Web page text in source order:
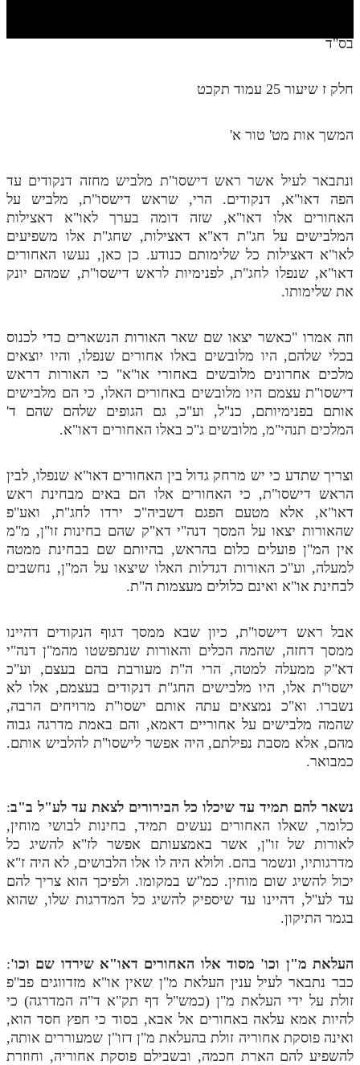
חלק יג
חלק ט"ז
בית שער הכוונות
שידור חי
הזמן סט תע"ס
ספרים להורדה
מנוע חיפוש בספרים
תלמוד עשר הספירות בעיון
תע"ס חלק ב' עיון
תע"ס חלק ג' עיון
תלמוד עשר הספירות חלק ד
תלמוד עשר הספירות חלק ה
תלמוד עשר הספירות חלק ז
תלמוד עשר הספירות חלק ח
תלמוד עשר הספירות חלק ט
תלמוד עשר הספירות חלק י
תלמוד עשר הספירות חלק יא
תלמוד עשר הספירות חלק יג
תלמוד עשר הספירות חלק יד
תלמוד עשר הספירות חלק טו
תלמוד עשר הספירות חלק טז
בית שער הכוונות
אודות האתר
אודות האתר
בעל הסולם
אתר הבית
בס"ד
חלק ז שיעור 25 עמוד תקכט
המשך אות מט' טור א'
ונתבאר לעיל אשר ראש דישסו"ת מלביש מחזה דנקודים עד
הפה דאו"א, דנקודים. הרי, שראש דישסו"ת, מלביש על
האחורים אלו דאו"א, שזה דומה בערך לאו"א דאצילות
המלבישים על חג"ת דא"א דאצילות, שחג"ת אלו משפיעים
לאו"א דאצילות כל שלימותם כנודע. כן כאן, נעשו האחורים
דאו"א, שנפלו לחג"ת, לפנימיות לראש דישסו"ת, שמהם יונק
את שלימותו.
וזה אמרו "כאשר יצאו שם שאר האורות הנשארים כדי לכנוס
בכלי שלהם, היו מלובשים באלו אחורים שנפלו, והיו יוצאים
מלכים אחרונים מלובשים באחורי או"א" כי האורות דראש
דישסו"ת עצמם היו מלובשים באחורים האלו, כי הם מלבישים
אותם בפנימיותם, כנ"ל, וע"כ, גם הגופים שלהם שהם ד'
המלכים תנהי"מ, מלובשים ג"כ באלו האחורים דאו"א.
וצריך שתדע כי יש מרחק גדול בין האחורים דאו"א שנפלו, לבין
הראש דישסו"ת, כי האחורים אלו הם באים מבחינת ראש
דאו"א, אלא מטעם הפגם דשביה"כ ירדו לחג"ת, ואע"פ
שהאורות יצאו על המסך דנה"י דא"ק שהם בחינות זו"ן, מ"מ
אין המ"ן פועלים כלום בהראש, בהיותם שם בבחינת ממטה
למעלה, וע"כ האורות דגדלות האלו שיצאו על המ"ן, נחשבים
לבחינת או"א ואינם כלולים מעצמות ה"ת.
אבל ראש דישסו"ת, כיון שבא ממסך דגוף הנקודים דהיינו
ממסך דחזה, שהמה הכלים והאורות שנתפשטו מהמ"ן דנה"י
דא"ק ממעלה למטה, הרי ה"ת מעורבת בהם בעצם, וע"כ
ישסו"ת אלו, היו מלבישים החג"ת דנקודים בעצמם, אלו לא
נשברו. וא"כ נמצאים עתה אותם ישסו"ת מרויחים הרבה,
שהמה מלבישים על אחוריים דאמא, והם באמת מדרגה גבוה
מהם, אלא מסבת נפילתם, היה אפשר לישסו"ת להלביש אותם.
כמבואר.
נשאר להם תמיד עד שיכלו כל הבירורים לצאת עד לע"ל ב"ב:
כלומר, שאלו האחורים נעשים תמיד, בחינות לבושי מוחין,
לאורות של זו"ן, אשר באמצעותם אפשר לז"א להשיג כל
מדרגותיו, ונשמר בהם. ולולא היה לו אלו הלבושים, לא היה ז"א
יכול להשיג שום מוחין. כמ"ש במקומו. ולפיכך הוא צריך להם
עד לע"ל, דהיינו עד שיספיק להשיג כל המדרגות שלו, שהוא
בגמר התיקון.
העלאת מ"ן וכו' מסוד אלו האחורים דאו"א שירדו שם וכו':
כבר נתבאר לעיל ענין העלאת מ"ן שאין או"א מזדווגים פב"פ
זולת על ידי העלאת מ"ן (כמש"ל דף תק"א ד"ה המדרגה) כי
להיות אמא עלאה באחורים אל אבא, בסוד כי חפץ חסד הוא,
ואינה פוסקת אחוריה זולת בהעלאת מ"ן דזו"ן שמעוררים אותה,
להשפיע להם הארת חכמה, ובשבילם פוסקת אחוריה, וחוזרת